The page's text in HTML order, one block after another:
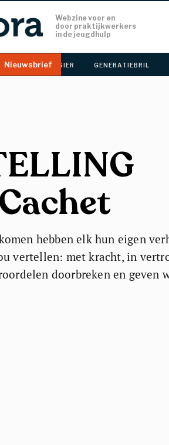
Webzine voor en
door praktijkwerkers
in de jeugdhulp
DOSSIER GENERATIEBRIL
Nieuwsbrief
hebben elk hun eigen
vertellen: met kracht, in
doorbreken en geven